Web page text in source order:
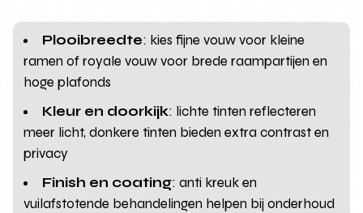
Plooibreedte: kies fijne vouw voor kleine
ramen of royale vouw voor brede raampartijen en
hoge plafonds
Kleur en doorkijk: lichte tinten reflecteren
meer licht, donkere tinten bieden extra contrast en
privacy
Finish en coating: anti kreuk en
vuilafstotende behandelingen helpen bij onderhoud